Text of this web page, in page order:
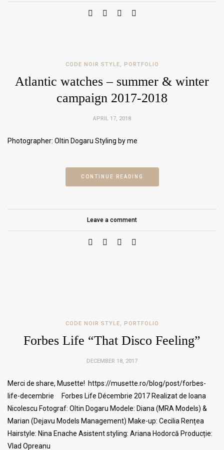
CODE NOIR STYLE, PORTFOLIO
Atlantic watches – summer & winter
campaign 2017-2018
APRIL 17, 2018
Photographer: Oltin Dogaru Styling by me
CONTINUE READING
Leave a comment
CODE NOIR STYLE, PORTFOLIO
Forbes Life “That Disco Feeling”
DECEMBER 18, 2017
Merci de share, Musette! https://musette.ro/blog/post/forbes-
life-decembrie Forbes Life Décembrie 2017 Realizat de Ioana
Nicolescu Fotograf: Oltin Dogaru Modele: Diana (MRA Models) &
Marian (Dejavu Models Management) Make-up: Cecilia Rențea
Hairstyle: Nina Enache Asistent styling: Ariana Hodorcă Producție:
Vlad Opreanu